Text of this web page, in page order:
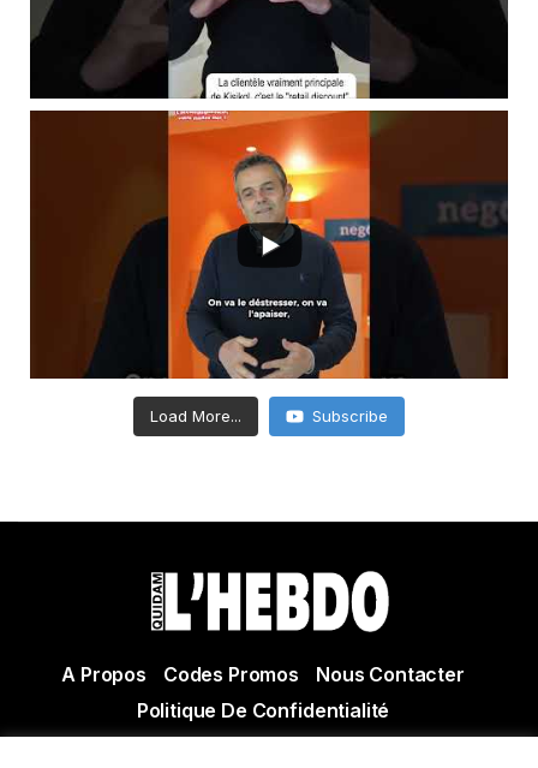
Load More... Subscribe
A Propos Codes Promos
Nous Contacter
Politique De Confidentialité